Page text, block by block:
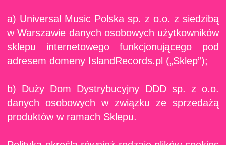
a) Universal Music Polska sp. z o.o. z siedzibą
w Warszawie danych osobowych użytkowników
sklepu internetowego funkcjonującego pod
adresem domeny IslandRecords.pl („Sklep”);
b) Duży Dom Dystrybucyjny DDD sp. z o.o.
danych osobowych w związku ze sprzedażą
produktów w ramach Sklepu.